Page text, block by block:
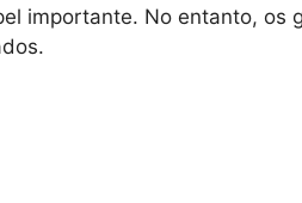
importante. No entanto, os